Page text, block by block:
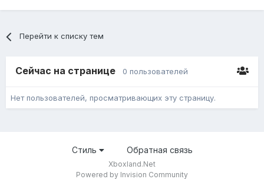
Перейти к списку тем
Сейчас на странице 0 пользователей
Нет пользователей, просматривающих эту страницу.
Стиль Обратная связь
Xboxland.Net
Powered by Invision Community